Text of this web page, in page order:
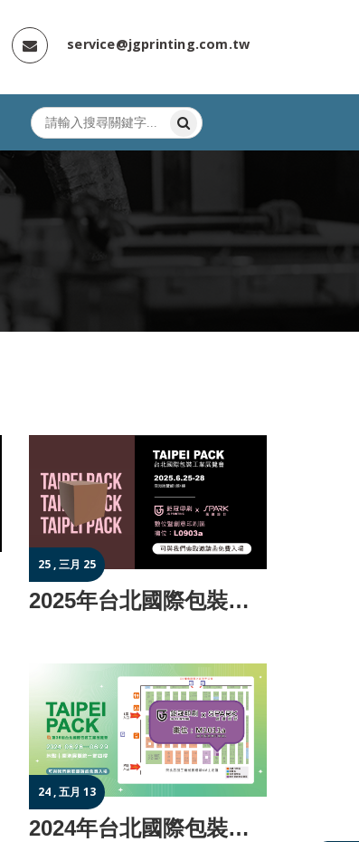
service@jgprinting.com.tw
25 , 三月 25
2025年台北國際包裝工業展覽會
24 , 五月 13
2024年台北國際包裝工業展覽會